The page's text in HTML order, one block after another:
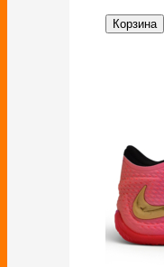
Корзина